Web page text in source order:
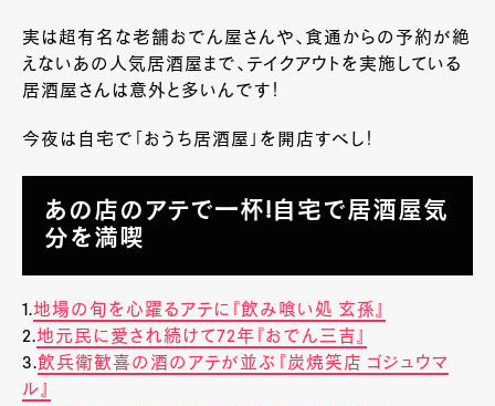
実は超有名な老舗おでん屋さんや、食通からの予約が絶
えないあの人気居酒屋まで、テイクアウトを実施している
居酒屋さんは意外と多いんです！
今夜は自宅で「おうち居酒屋」を開店すべし！
あの店のアテで一杯!自宅で居酒屋気
分を満喫
1.地場の旬を心躍るアテに『飲み喰い処 玄孫』
2.地元民に愛され続けて72年『おでん三吉』
3.飲兵衛歓喜の酒のアテが並ぶ『炭焼笑店 ゴジュウマ
ル』